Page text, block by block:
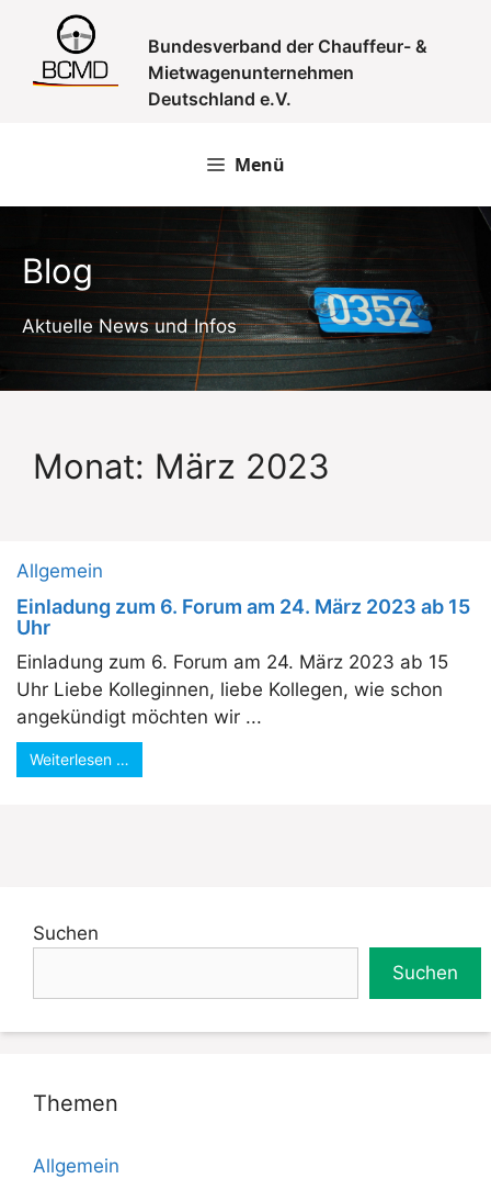
springen
Bundesverband der Chauffeur- &
Mietwagenunternehmen
Deutschland e.V.
Menü
Blog
Aktuelle News und Infos
Monat: März 2023
Allgemein
Einladung zum 6. Forum am 24. März 2023 ab 15
Uhr
Einladung zum 6. Forum am 24. März 2023 ab 15
Uhr Liebe Kolleginnen, liebe Kollegen, wie schon
angekündigt möchten wir ...
Weiterlesen …
Suchen
Suchen
Themen
Allgemein